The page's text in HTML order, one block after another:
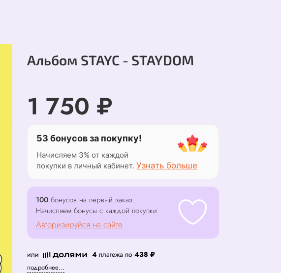
Альбом STAYC - STAYDOM
1 750 ₽
53 бонусов за покупку!
Начисляем 3% от каждой
покупки в личный кабинет.Узнать больше
100 бонусов на первый заказ.
Начисляем бонусы с каждой покупки
Авторизируйся на сайте
или 4 платежа по438 ₽
подробнее...